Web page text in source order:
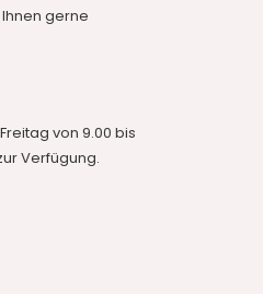
gerne
von 9.00 bis
Verfügung.